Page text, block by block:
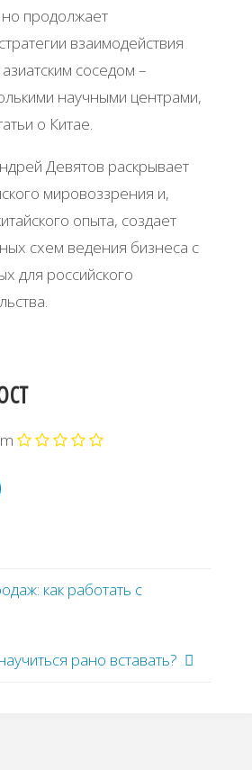
продолжает
взаимодействия
соседом –
научными центрами,
о Китае.
Девятов раскрывает
мировоззрения и,
опыта, создает
схем ведения бизнеса с
для российского
как работать с
рано вставать?